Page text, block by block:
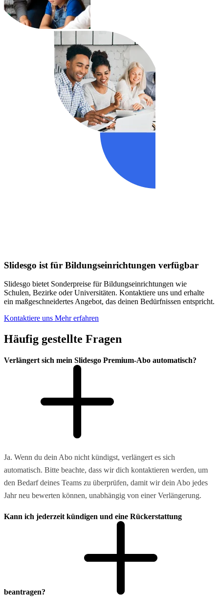
Slidesgo ist für Bildungseinrichtungen verfügbar
Slidesgo bietet Sonderpreise für Bildungseinrichtungen wie
Schulen, Bezirke oder Universitäten. Kontaktiere uns und erhalte
ein maßgeschneidertes Angebot, das deinen Bedürfnissen entspricht.
Kontaktiere uns Mehr erfahren
Häufig gestellte Fragen
Verlängert sich mein Slidesgo Premium-Abo automatisch?
Ja. Wenn du dein Abo nicht kündigst, verlängert es sich
automatisch. Bitte beachte, dass wir dich kontaktieren werden, um
den Bedarf deines Teams zu überprüfen, damit wir dein Abo jedes
Jahr neu bewerten können, unabhängig von einer Verlängerung.
Kann ich jederzeit kündigen und eine Rückerstattung
beantragen?